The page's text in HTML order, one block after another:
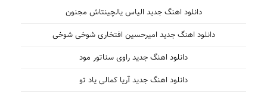
دانلود اهنگ جدید الیاس یالچینتاش مجنون
دانلود اهنگ جدید امیرحسین افتخاری شوخی شوخی
دانلود اهنگ جدید راوی سناتور مود
دانلود اهنگ جدید آریا کمالی یاد تو